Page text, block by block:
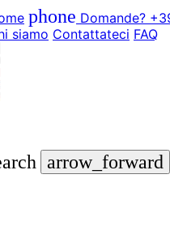
phone Domande?
siamo Contattateci FAQ
arrow_forward